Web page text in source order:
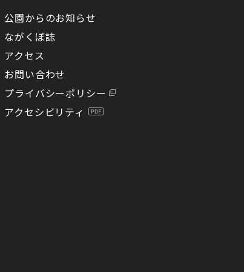
公園からのお知らせ
ながくぼ誌
アクセス
お問い合わせ
プライバシーポリシー
アクセシビリティ